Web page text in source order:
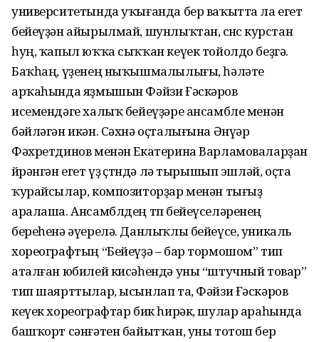
университетында уҡығанда бер ва­ҡытта ла егет
бейеүҙән айырылмай, шунлыҡтан, өсөнсө курстан
һуң, ҡапыл юҡҡа сыҡҡан кеүек тойолдо беҙгә.
Баҡһаң, үҙенең ныҡышмалылығы, һәләте
арҡаһында яҙмышын Фәйзи Ғәскәров
исемендәге халыҡ бейеүҙәре ансамбле менән
бәйләгән икән. Сәхнә оҫталығына Ән­үәр
Фәхретдинов менән Екатерина Варламоваларҙан
өйрәнгән егет үҙ өҫтөндә лә тырышып эшләй, оҫта
ҡурай­сылар, композиторҙар менән тығыҙ
аралаша. Ансамблдең төп бейеүселәренең
береһенә әүерелә. Данлыҡлы бейеүсе, уникаль
хореографтың “Бейеүҙә – бар тормошом” тип
аталған юбилей кисәһендә уны “штучный товар”
тип шаярттылар, ысынлап та, Фәйзи Ғәскәров
кеүек хореографтар бик һирәк, шулар ара­һын­да
башҡорт сәнғәтен байытҡан, уны тотош бер